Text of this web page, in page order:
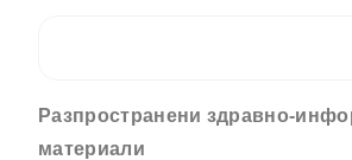
Разпространени здравно-
материали